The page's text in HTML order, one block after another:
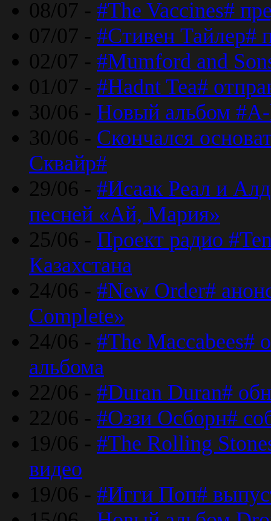
08/07 - #The Vaccines#
07/07 - #Стивен Тайлер#
02/07 - #Mumford and
01/07 - #Hadnt Tea#
30/06 - Новый альбом #A-
30/06 - Скончался
Сквайр#
29/06 - #Исаак Реал и
песней «Ай, Мария»
25/06 - Проект радио
Казахстана
24/06 - #New Order#
Complete»
24/06 - #The Maccabees#
альбома
22/06 - #Duran Duran#
22/06 - #Оззи Осборн#
19/06 - #The Rolling
видео
19/06 - #Игги Поп#